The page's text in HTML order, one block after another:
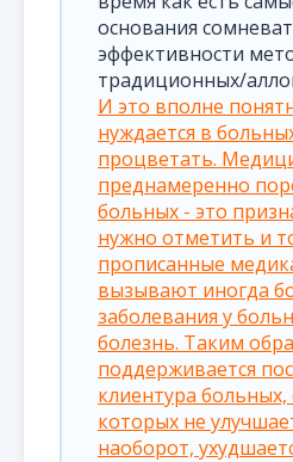
основания
эффективности
традиционных/
И это вполне
нуждается в
процветать.
преднамеренно
больных - это
нужно отметить и
прописанные
вызывают иногда
заболевания у
болезнь. Таким
поддерживается
клиентура больных,
которых не
наоборот,